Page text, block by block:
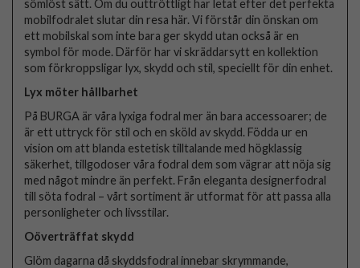
sömlöst sätt. Om du outtröttligt har letat efter det perfekta
mobilfodralet slutar din resa här. Vi förstår din önskan om
ett mobilskal som inte bara ger skydd utan också är en
symbol för mode. Därför har vi skräddarsytt en kollektion
som förkroppsligar lyx, skydd och stil, speciellt för din enhet.
Lyx möter hållbarhet
På BURGA är våra lyxiga fodral mer än bara accessoarer; de
är ett uttryck för stil och en sköld av skydd. Födda ur en
vision om att blanda estetisk tilltalande med högklassig
säkerhet, tillgodoser våra fodral dem som vägrar att nöja sig
med något mindre än perfekt. Från eleganta designerfodral
till söta fodral – vårt sortiment är utformat för att passa alla
personligheter och livsstilar.
Oöverträffat skydd
Glöm dagarna då skyddsfodral innebar skrymmande,